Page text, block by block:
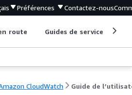
Préférences Contactez-nous
route Guides de service
CloudWatch Guide de